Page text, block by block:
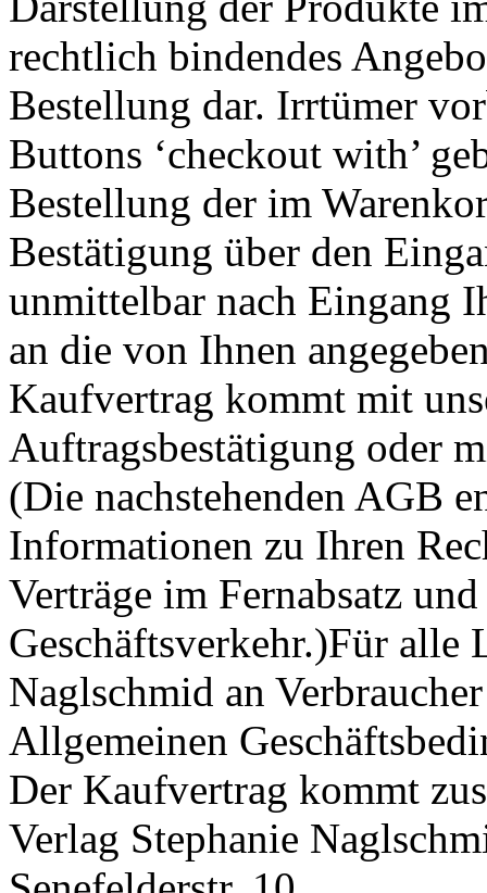
rechtlich bindendes
Bestellung dar. Irrtümer
Buttons ‘checkout with’
Bestellung der im
Bestätigung über den
unmittelbar nach Eingang
an die von Ihnen
Kaufvertrag kommt mit
Auftragsbestätigung oder
(Die nachstehenden AGB
Informationen zu Ihren
Verträge im Fernabsatz
Geschäftsverkehr.)Für alle
Naglschmid an
Allgemeinen
Der Kaufvertrag kommt
Verlag Stephanie